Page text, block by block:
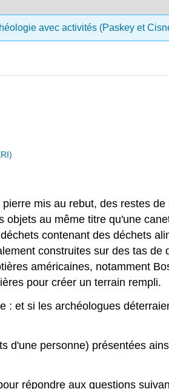
avec activités (Paskey et
mis au rebut, des restes
au même titre qu'une
contenant des déchets
construites sur des tas de
américaines, notamment
pour créer un terrain rempli.
: et si les archéologues
d'une personne) présentées
répondre aux questions